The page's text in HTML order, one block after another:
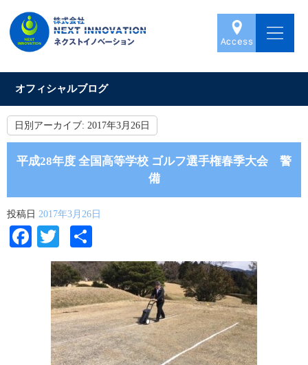
オフィシャルブログ
日別アーカイブ: 2017年3月26日
平成28年度 全国高等学校 ゴルフ選手権春季大会 警
備
投稿日 2017年3月26日
Facebook
Twitter
有